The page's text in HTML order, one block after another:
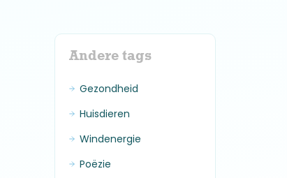
Andere tags
Gezondheid
Huisdieren
Windenergie
Poëzie